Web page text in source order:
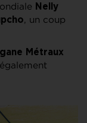
Nelly
, un coup
Métraux